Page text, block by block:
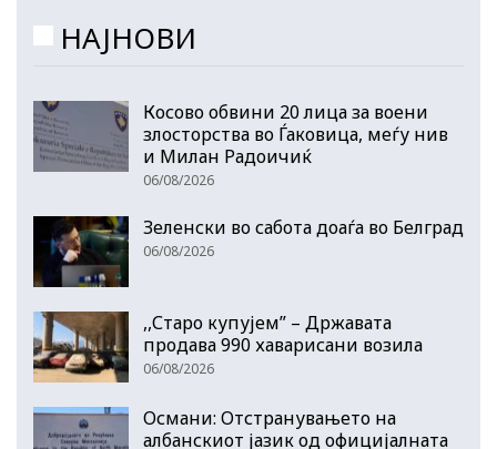
НАЈНОВИ
Косово обвини 20 лица за воени
злосторства во Ѓаковица, меѓу нив
и Милан Радоичиќ
06/08/2026
Зеленски во сабота доаѓа во Белград
06/08/2026
,,Старо купујем” – Државата
продава 990 хаварисани возила
06/08/2026
Османи: Отстранувањето на
албанскиот јазик од официјалната